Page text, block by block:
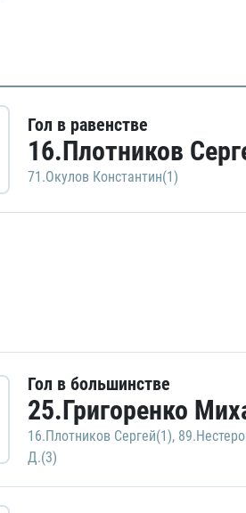
Гол в равенстве
16.Плотников
71.Окулов Константин(1)
Гол в большинстве
25.Григоренко
16.Плотников Сергей(1),
Д.(3)